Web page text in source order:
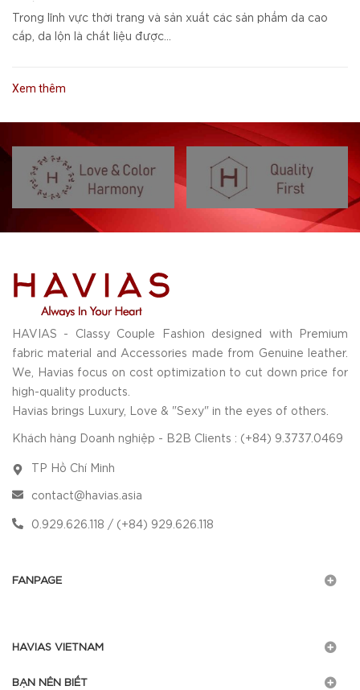
Trong lĩnh vực thời trang và sản xuất các sản phẩm da cao
cấp, da lộn là chất liệu được...
Xem thêm
HAVIAS - Classy Couple Fashion designed with Premium
fabric material and Accessories made from Genuine leather.
We, Havias focus on cost optimization to cut down price for
high-quality products.
Havias brings Luxury, Love & "Sexy" in the eyes of others.
Khách hàng Doanh nghiệp - B2B Clients : (+84) 9.3737.0469
TP Hồ Chí Minh
contact@havias.asia
0.929.626.118 / (+84) 929.626.118
FANPAGE
HAVIAS VIETNAM
BẠN NÊN BIẾT